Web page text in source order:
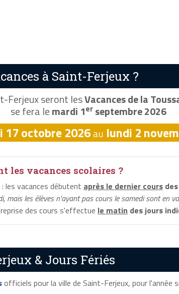
à Saint-Ferjeux ?
Ferjeux seront lesVacances de la
se fera lemardi 1er septembre 2026
17 octobre 2026au lundi 2
les vacances scolaires ?
: les vacances débutent après le dernier cours
mais les élèves n'ayant pas cours le samedi sont en
des cours s'effectue le matin des jours
& Jours Fériés
officiels pour la ville de Saint-Ferjeux, pour l'année